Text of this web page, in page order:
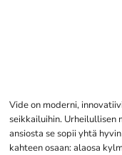
Vide on moderni,
seikkailuihin. Urheilullisen
ansiosta se sopii yhtä
kahteen osaan: alaosa